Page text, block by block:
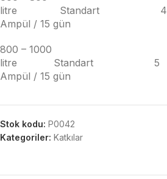
litre Standart 4
Ampül / 15 gün
800 – 1000
litre
Standart
5
Ampül / 15 gün
Stok kodu: P0042
Kategoriler: Katkılar